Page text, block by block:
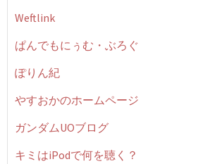
Weftlink
ぱんでもにぅむ・ぶろぐ
ぽりん紀
やすおかのホームページ
ガンダムUOブログ
キミはiPodで何を聴く？